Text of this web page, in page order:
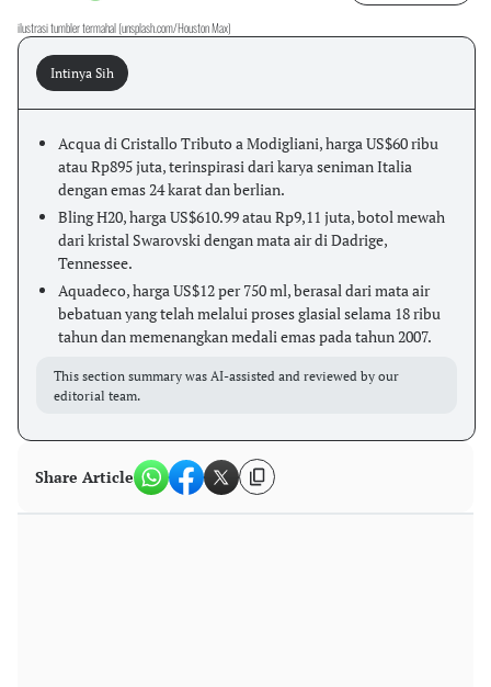
ilustrasi tumbler termahal (unsplash.com/Houston Max)
Intinya Sih
Acqua di Cristallo Tributo a Modigliani, harga US$60 ribu
atau Rp895 juta, terinspirasi dari karya seniman Italia
dengan emas 24 karat dan berlian.
Bling H20, harga US$610.99 atau Rp9,11 juta, botol mewah
dari kristal Swarovski dengan mata air di Dadrige,
Tennessee.
Aquadeco, harga US$12 per 750 ml, berasal dari mata air
bebatuan yang telah melalui proses glasial selama 18 ribu
tahun dan memenangkan medali emas pada tahun 2007.
This section summary was AI-assisted and reviewed by our
editorial team.
Share Article